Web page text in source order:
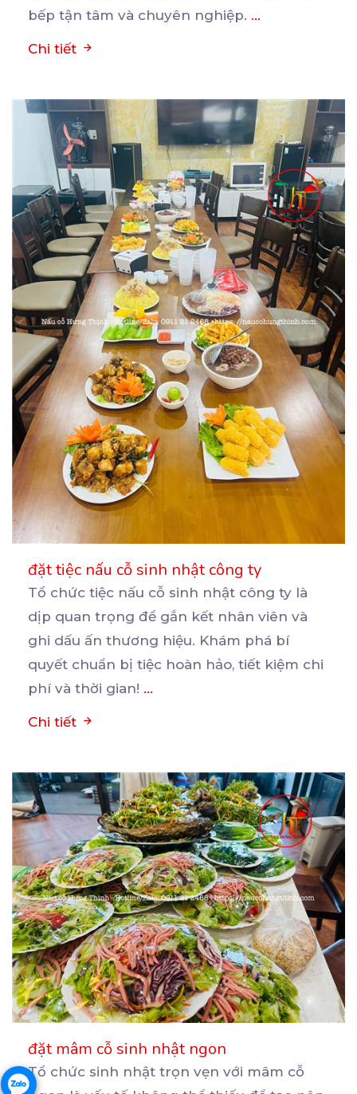
bếp tận tâm và chuyên nghiệp. ...
Chi tiết
đặt tiệc nấu cỗ sinh nhật công ty
Tổ chức tiệc nấu cỗ sinh nhật công ty là
dịp quan trọng để gắn kết nhân viên và
ghi dấu ấn thương hiệu. Khám phá bí
quyết chuẩn bị tiệc hoàn hảo, tiết kiệm chi
phí và thời gian! ...
Chi tiết
đặt mâm cỗ sinh nhật ngon
Tổ chức sinh nhật trọn vẹn với mâm cỗ